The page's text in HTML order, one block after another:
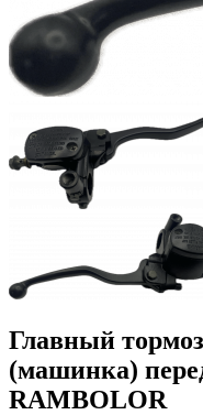
Главный
(машинка)
RAMBOLOR